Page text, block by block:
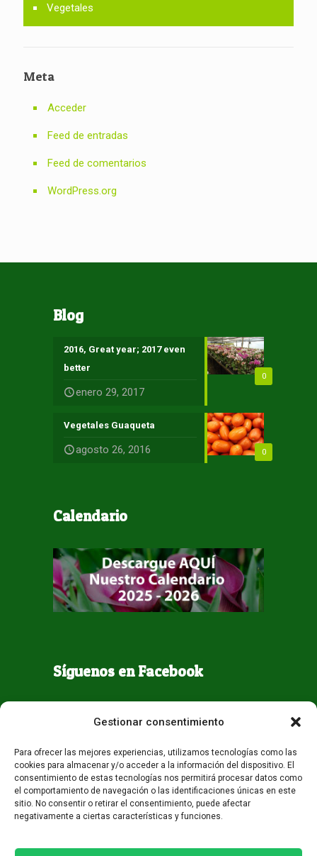
Gestionar consentimiento
Para ofrecer las mejores experiencias, utilizamos tecnologías como las
cookies para almacenar y/o acceder a la información del dispositivo. El
consentimiento de estas tecnologías nos permitirá procesar datos como
el comportamiento de navegación o las identificaciones únicas en este
sitio. No consentir o retirar el consentimiento, puede afectar
negativamente a ciertas características y funciones.
Vegetales
Meta
Acceder
Feed de entradas
Feed de comentarios
WordPress.org
Blog
0
2016, Great year; 2017 even
better
enero 29, 2017
0
Vegetales Guaqueta
agosto 26, 2016
Calendario
Síguenos en Facebook
Todos los derechos reservados - Guaqueta USA 2026